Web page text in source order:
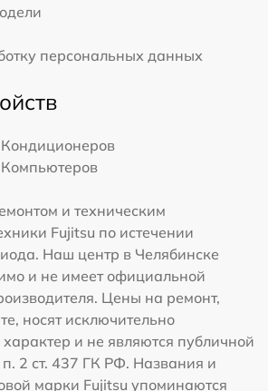
персональных данных
Кондиционеров
Компьютеров
и техническим
Fujitsu по истечении
Наш центр в Челябинске
и не имеет официальной
Цены на ремонт,
носят исключительно
и не являются публичной
п. 2 ст. 437 ГК РФ. Названия и
марки Fujitsu упоминаются